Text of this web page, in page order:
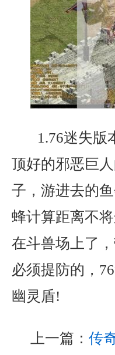
1.76迷失版
顶好的邪恶巨
子，游进去的
蜂计算距离不
在斗兽场上了
必须提防的，
幽灵盾!
上一篇： 传